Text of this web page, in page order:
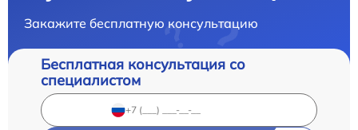
Закажите бесплатную консультацию
Бесплатная консультация со
специалистом